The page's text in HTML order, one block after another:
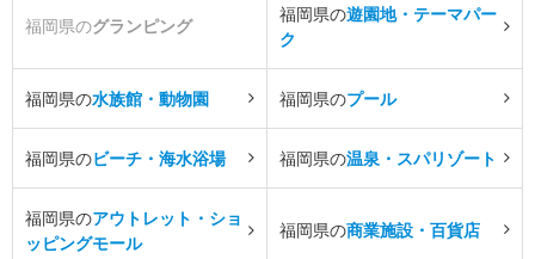
福岡県のグランピング
福岡県の遊園地・テーマパー
ク
福岡県の水族館・動物園 福岡県のプール
福岡県のビーチ・海水浴場 福岡県の温泉・スパリゾート
福岡県のアウトレット・ショ
ッピングモール
福岡県の商業施設・百貨店